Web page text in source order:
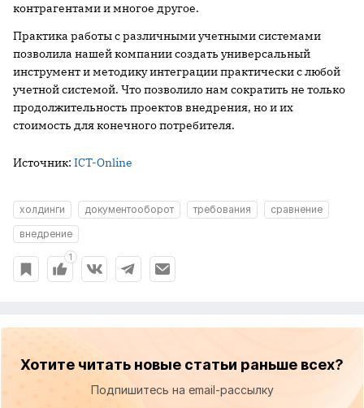
контрагентами и многое другое.
Практика работы с различными учетными системами
позволила нашей компании создать универсальный
инструмент и методику интеграции практически с любой
учетной системой. Что позволило нам сократить не только
продолжительность проектов внедрения, но и их
стоимость для конечного потребителя.
Источник: ICT-Online
холдинги документооборот требования
сравнение
внедрение
1
Хотите читать новые статьи раньше всех?
Подпишитесь на email-рассылку